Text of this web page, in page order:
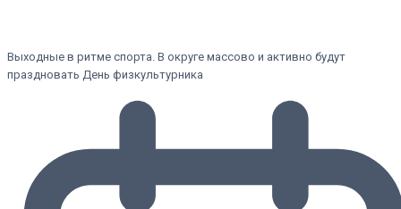
Выходные в ритме спорта. В округе массово и активно будут
праздновать День физкультурника